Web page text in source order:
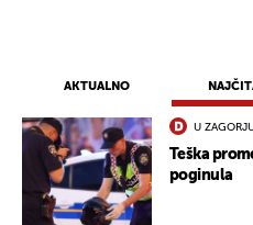
AKTUALNO
U
Teška
poginula